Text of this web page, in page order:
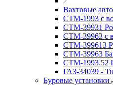
Вахтовые
СТМ-1993 с
СТМ-39931
СТМ-39963 с
СТМ-399613
СТМ-39963
СТМ-1993.52
ГАЗ-34039 -
Буровые установки